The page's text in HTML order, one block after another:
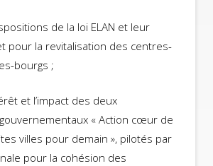
de la loi ELAN et leur
pour la revitalisation des centres-
bourgs ;
et l’impact des deux
« Action cœur de
villes pour demain », pilotés par
pour la cohésion des